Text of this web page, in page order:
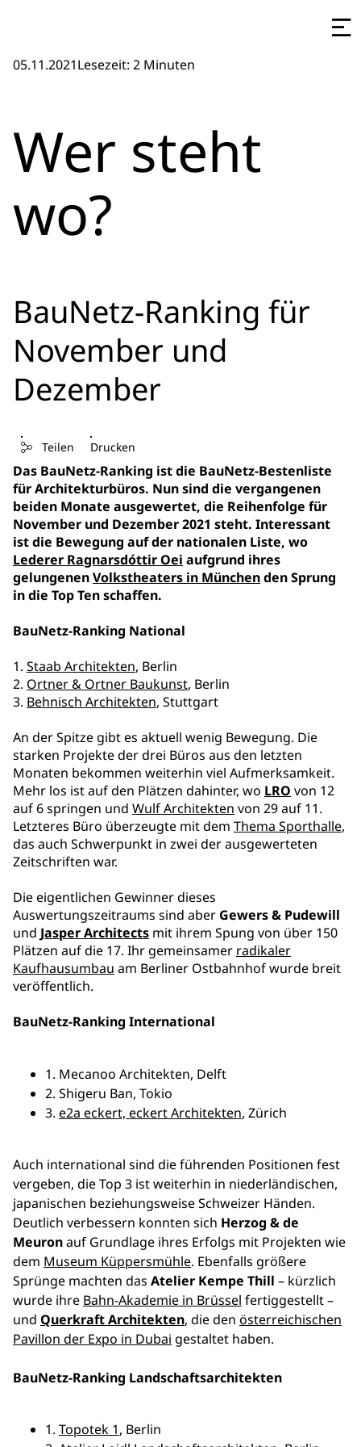
05.11.2021Lesezeit: 2 Minuten
Wer steht
wo?
BauNetz-Ranking für
November und
Dezember
Teilen Drucken
Das BauNetz-Ranking ist die BauNetz-Bestenliste
für Architekturbüros. Nun sind die vergangenen
beiden Monate ausgewertet, die Reihenfolge für
November und Dezember 2021 steht. Interessant
ist die Bewegung auf der nationalen Liste, wo
Lederer Ragnarsdóttir Oei aufgrund ihres
gelungenenVolkstheaters in Münchenden Sprung
in die Top Ten schaffen.
BauNetz-Ranking National
1. Staab Architekten, Berlin
2. Ortner & Ortner Baukunst, Berlin
3. Behnisch Architekten, Stuttgart
An der Spitze gibt es aktuell wenig Bewegung. Die
starken Projekte der drei Büros aus den letzten
Monaten bekommen weiterhin viel Aufmerksamkeit.
Mehr los ist auf den Plätzen dahinter, wo LRO von 12
auf 6 springen und Wulf Architekten von 29 auf 11.
Letzteres Büro überzeugte mit dem Thema Sporthalle,
das auch Schwerpunkt in zwei der ausgewerteten
Zeitschriften war.
Die eigentlichen Gewinner dieses
Auswertungszeitraums sind aber Gewers & Pudewill
und Jasper Architects mit ihrem Spung von über 150
Plätzen auf die 17. Ihr gemeinsamer radikaler
Kaufhausumbau am Berliner Ostbahnhof wurde breit
veröffentlich.
BauNetz-Ranking International
1. Mecanoo Architekten, Delft
2. Shigeru Ban, Tokio
3. e2a eckert, eckert Architekten, Zürich
Auch international sind die führenden Positionen fest
vergeben, die Top 3 ist weiterhin in niederländischen,
japanischen beziehungsweise Schweizer Händen.
Deutlich verbessern konnten sich Herzog & de
Meuronauf Grundlage ihres Erfolgs mit Projekten wie
dem Museum Küppersmühle. Ebenfalls größere
Sprünge machten das Atelier Kempe Thill – kürzlich
wurde ihre Bahn-Akademie in Brüssel fertiggestellt –
und Querkraft Architekten, die den österreichischen
Pavillon der Expo in Dubai gestaltet haben.
BauNetz-Ranking Landschaftsarchitekten
1. Topotek 1, Berlin